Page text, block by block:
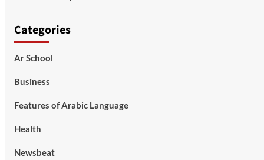
Categories
Ar School
Business
Features of Arabic Language
Health
Newsbeat